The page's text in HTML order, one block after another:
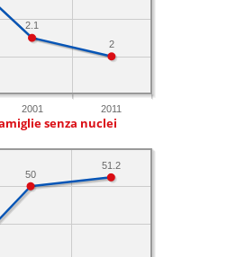
2001 2011
2
2.1
senza nuclei
51.2
50